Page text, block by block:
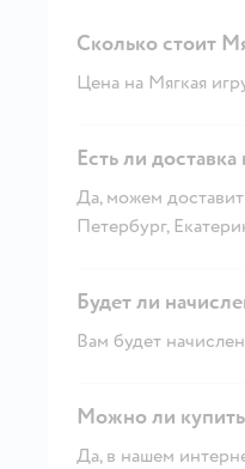
Сколько стоит
Цена на Мягкая
Есть ли
Да, можем
Петербург,
Будет ли
Вам будет
Можно ли
Да, в нашем